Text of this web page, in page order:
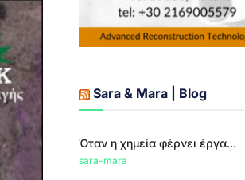
Sara & Mara | Blog
Όταν η χημεία φέρνει έργα...
sara-mara